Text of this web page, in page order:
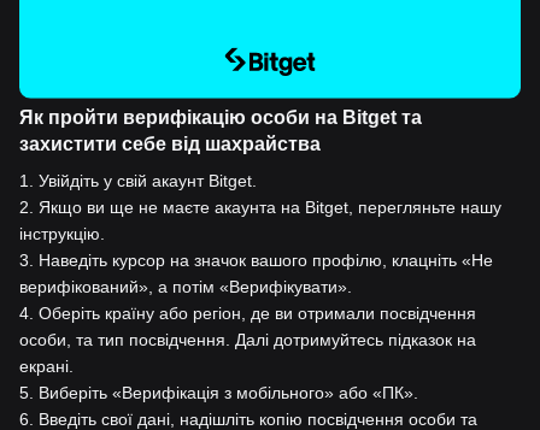
Як пройти верифікацію особи на Bitget та
захистити себе від шахрайства
1
Увійдіть у свій акаунт Bitget.
2
Якщо ви ще не маєте акаунта на Bitget, перегляньте нашу
інструкцію.
3
Наведіть курсор на значок вашого профілю, клацніть «Не
верифікований», а потім «Верифікувати».
4 Оберіть країну або регіон, де ви отримали посвідчення
особи, та тип посвідчення. Далі дотримуйтесь підказок на
екрані.
5 Виберіть «Верифікація з мобільного» або «ПК».
6
Введіть свої дані, надішліть копію посвідчення особи та